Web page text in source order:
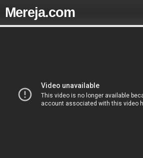
Mereja.com